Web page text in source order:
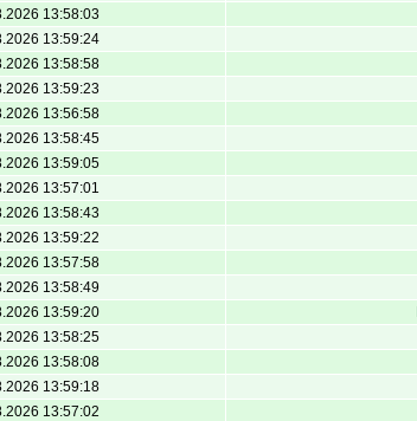
13:58:03
13:59:24
13:58:58
13:59:23
13:56:58
13:58:45
13:59:05
13:57:01
13:58:43
13:59:22
13:57:58
13:58:49
13:59:20
13:58:25
13:58:08
13:59:18
13:57:02